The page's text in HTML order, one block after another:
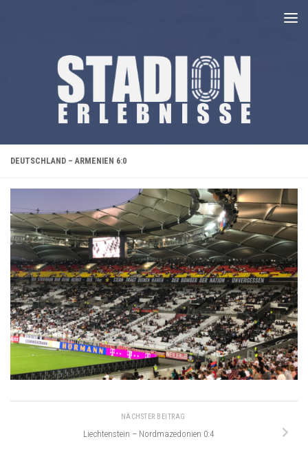
DEUTSCHLAND – ARMENIEN 6:0
NÄCHSTER BEITRAG
Liechtenstein – Nordmazedonien 0:4